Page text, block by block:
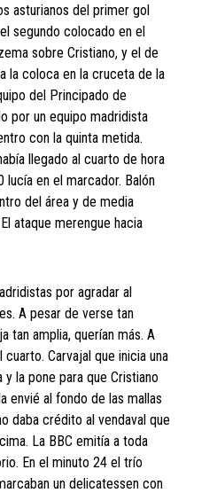
asturianos del primer gol
segundo colocado en el
sobre Cristiano, y el de
la coloca en la cruceta de la
del Principado de
por un equipo madridista
con la quinta metida.
llegado al cuarto de hora
lucía en el marcador. Balón
del área y de media
ataque merengue hacia
por agradar al
A pesar de verse tan
tan amplia, querían más. A
Carvajal que inicia una
y la pone para que Cristiano
envié al fondo de las mallas
daba crédito al vendaval que
La BBC emitía a toda
En el minuto 24 el trío
un delicatessen con